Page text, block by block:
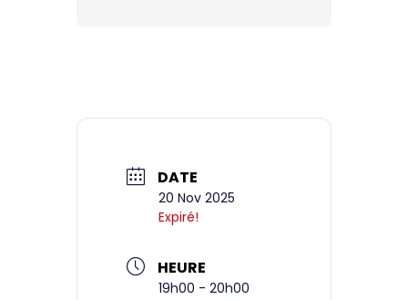
DATE
20 Nov 2025
Expiré!
HEURE
19h00 - 20h00